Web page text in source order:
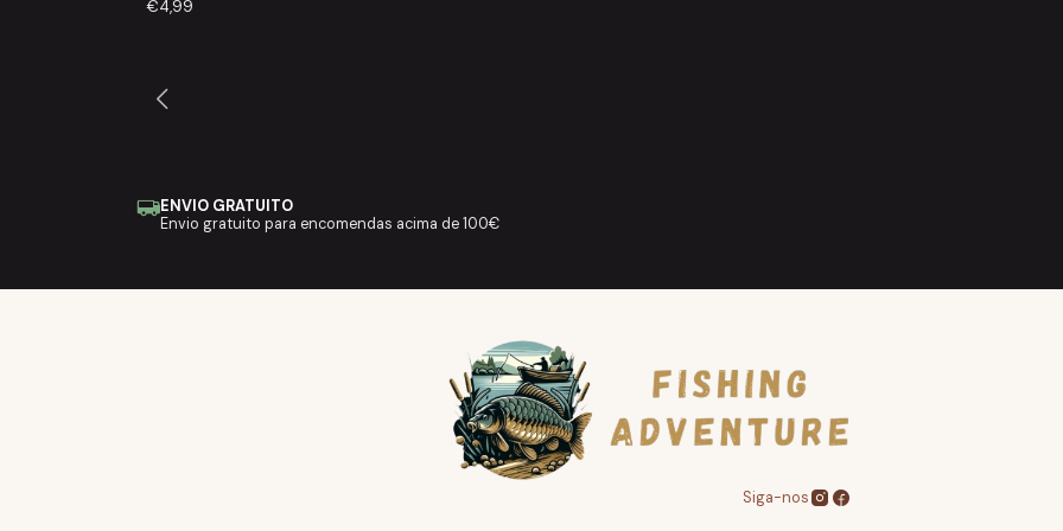
€4,99
ENVIO GRATUITO
Envio gratuito para encomendas acima de 100€
Siga-nos